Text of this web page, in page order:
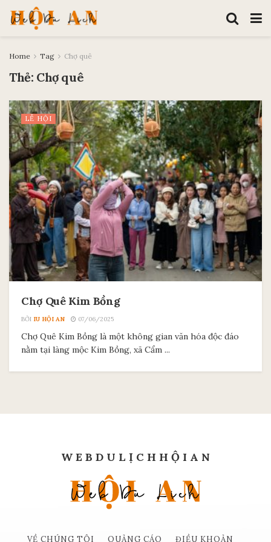
Home Tag Chợ quê
Thẻ: Chợ quê
LỄ HỘI
Chợ Quê Kim Bồng
BỞI IU HỘI AN 07/06/2025
Chợ Quê Kim Bồng là một không gian văn hóa độc đáo
nằm tại làng mộc Kim Bồng, xã Cẩm ...
W E B D U L Ị C H H Ộ I A N
VỀ CHÚNG TÔI QUẢNG CÁO ĐIỀU KHOẢN